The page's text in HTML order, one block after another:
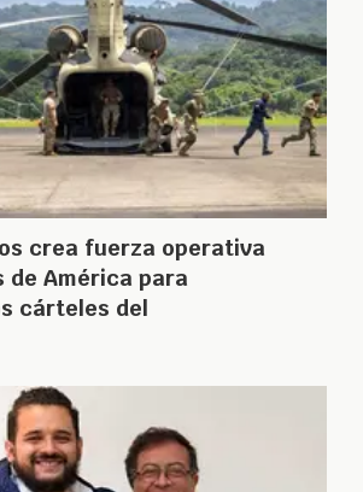
crea fuerza operativa
de América para
cárteles del